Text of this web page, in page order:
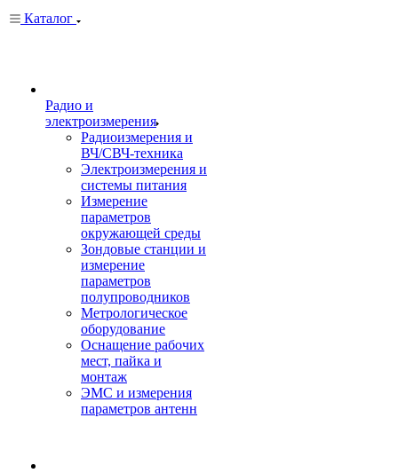
Каталог
Радио и
электроизмерения
Радиоизмерения и
ВЧ/СВЧ-техника
Электроизмерения и
системы питания
Измерение
параметров
окружающей среды
Зондовые станции и
измерение
параметров
полупроводников
Метрологическое
оборудование
Оснащение рабочих
мест, пайка и
монтаж
ЭМС и измерения
параметров антенн